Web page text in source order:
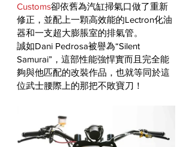
Customs卻依舊為汽缸掃氣口做了重新
修正，並配上一顆高效能的Lectron化油
器和一支超大膨脹室的排氣管。
誠如Dani Pedrosa被譽為“Silent
Samurai”，這部性能強悍實而且完全能
夠與他匹配的改裝作品，也就等同於這
位武士腰際上的那把不敗寶刀！